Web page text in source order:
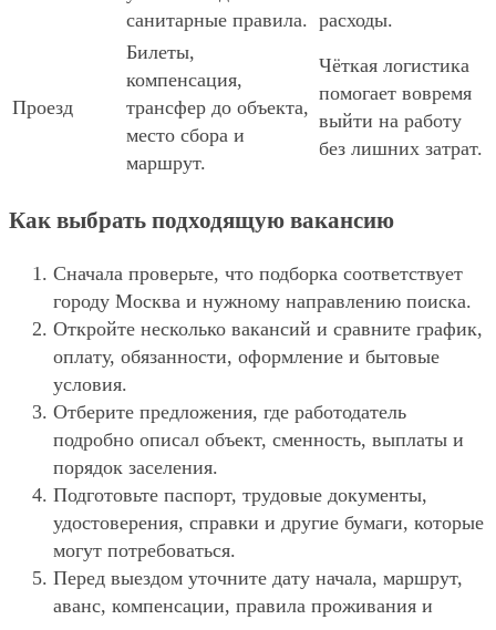
санитарные правила. расходы.
Проезд
Билеты,
компенсация,
трансфер до объекта,
место сбора и
маршрут.
Чёткая логистика
помогает вовремя
выйти на работу
без лишних затрат.
Как выбрать подходящую вакансию
Сначала проверьте, что подборка соответствует
городу Москва и нужному направлению поиска.
Откройте несколько вакансий и сравните график,
оплату, обязанности, оформление и бытовые
условия.
Отберите предложения, где работодатель
подробно описал объект, сменность, выплаты и
порядок заселения.
Подготовьте паспорт, трудовые документы,
удостоверения, справки и другие бумаги, которые
могут потребоваться.
Перед выездом уточните дату начала, маршрут,
аванс, компенсации, правила проживания и